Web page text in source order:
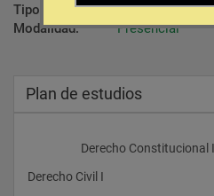
Tipo:
Carreras
Modalidad:
Presencial
Plan de estudios
                    Derecho Constitucional I
Derecho Civil I